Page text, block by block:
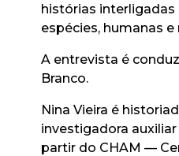
histórias
espécies, humanas
A entrevista é
Branco.
Nina Vieira é
investigadora auxiliar
partir do CHAM —